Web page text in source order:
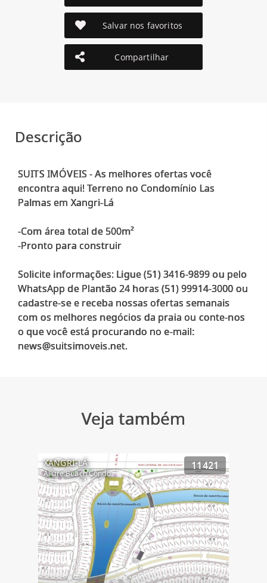
Salvar nos favoritos
Compartilhar
Descrição
SUITS IMÓVEIS - As melhores ofertas você
encontra aqui! Terreno no Condomínio Las
Palmas em Xangri-Lá
-Com área total de 500m²
-Pronto para construir
Solicite informações: Ligue (51) 3416-9899 ou pelo
WhatsApp de Plantão 24 horas (51) 99914-3000 ou
cadastre-se e receba nossas ofertas semanais
com os melhores negócios da praia ou conte-nos
o que você está procurando no e-mail:
Veja também
XANGRI-LÁ
Allure Beach Condo
11421